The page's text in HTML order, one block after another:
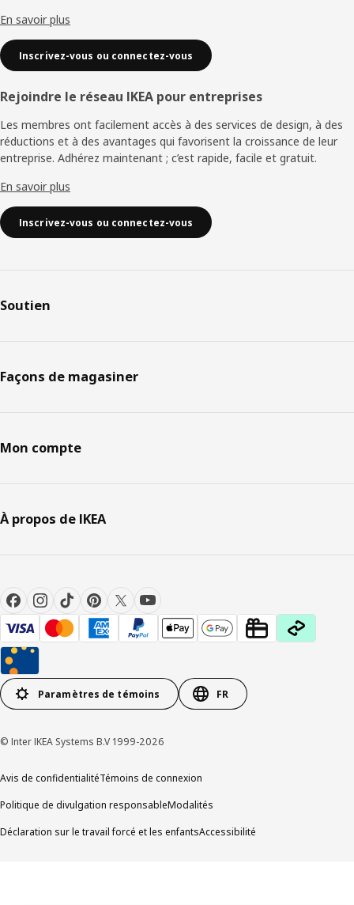
En savoir plus
Inscrivez-vous ou connectez-vous
Rejoindre le réseau IKEA pour entreprises
Les membres ont facilement accès à des services de design, à des
réductions et à des avantages qui favorisent la croissance de leur
entreprise. Adhérez maintenant ; c’est rapide, facile et gratuit.
En savoir plus
Inscrivez-vous ou connectez-vous
Soutien
Façons de magasiner
Mon compte
À propos de IKEA
Paramètres de témoins FR
© Inter IKEA Systems B.V 1999-2026
Avis de confidentialitéTémoins de connexion
Politique de divulgation responsableModalités
Déclaration sur le travail forcé et les enfantsAccessibilité